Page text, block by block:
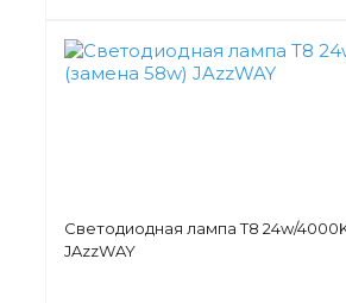
Светодиодная лампа Т8 24w/
JAzzWAY